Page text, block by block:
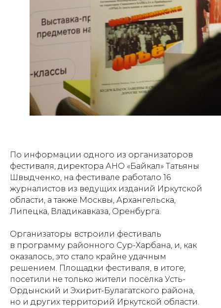
По информации одного из организаторов
фестиваля, директора АНО «Байкал» Татьяны
Швыдченко, на фестивале работало 16
журналистов из ведущих изданий Иркутской
области, а также Москвы, Архангельска,
Липецка, Владикавказа, Оренбурга.
Организаторы встроили фестиваль
в программу районного Сур-Харбана, и, как
оказалось, это стало крайне удачным
решением. Площадки фестиваля, в итоге,
посетили не только жители посёлка Усть-
Ордынский и Эхирит-Булагатского района,
но и других территорий Иркутской области.